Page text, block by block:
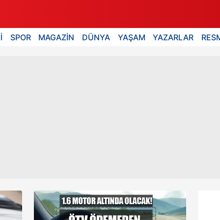
SPOR MAGAZİN DÜNYA YAŞAM YAZARLAR